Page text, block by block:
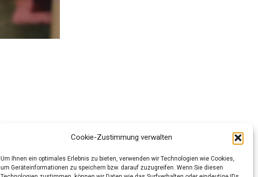
Cookie-Zustimmung verwalten
Um Ihnen ein optimales Erlebnis zu bieten, verwenden wir Technologien wie Cookies,
um Geräteinformationen zu speichern bzw. darauf zuzugreifen. Wenn Sie diesen
SOCIAL